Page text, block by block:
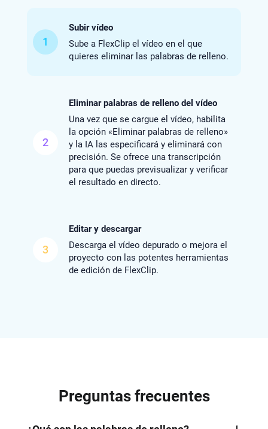
1
Subir vídeo
Sube a FlexClip el vídeo en el que
quieres eliminar las palabras de relleno.
2
Eliminar palabras de relleno del vídeo
Una vez que se cargue el vídeo, habilita
la opción «Eliminar palabras de relleno»
y la IA las especificará y eliminará con
precisión. Se ofrece una transcripción
para que puedas previsualizar y verificar
el resultado en directo.
3
Editar y descargar
Descarga el vídeo depurado o mejora el
proyecto con las potentes herramientas
de edición de FlexClip.
Preguntas frecuentes